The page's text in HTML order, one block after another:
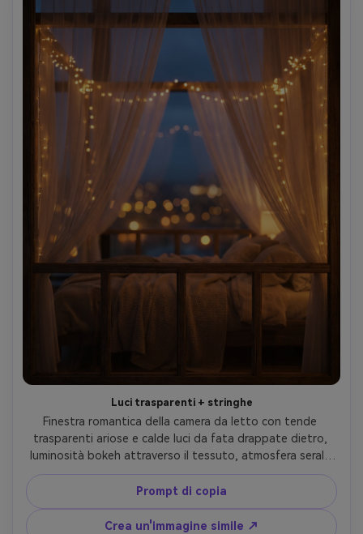
Luci trasparenti + stringhe
Finestra romantica della camera da letto con tende
trasparenti ariose e calde luci da fata drappate dietro,
luminosità bokeh attraverso il tessuto, atmosfera serale
morbida, biancheria da letto accogliente sfocata sullo
sfondo, scattato su Sony A7S III, 85mm, f/1.4, profondità
di campo bassa, gradazione del colore sognante,
trasparenza fotorealistica e diffusione della luce- -ar 4:5
Prompt di copia
Crea un'immagine simile ↗